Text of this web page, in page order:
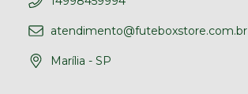
atendimento@futeboxstore.com.br
Marília - SP